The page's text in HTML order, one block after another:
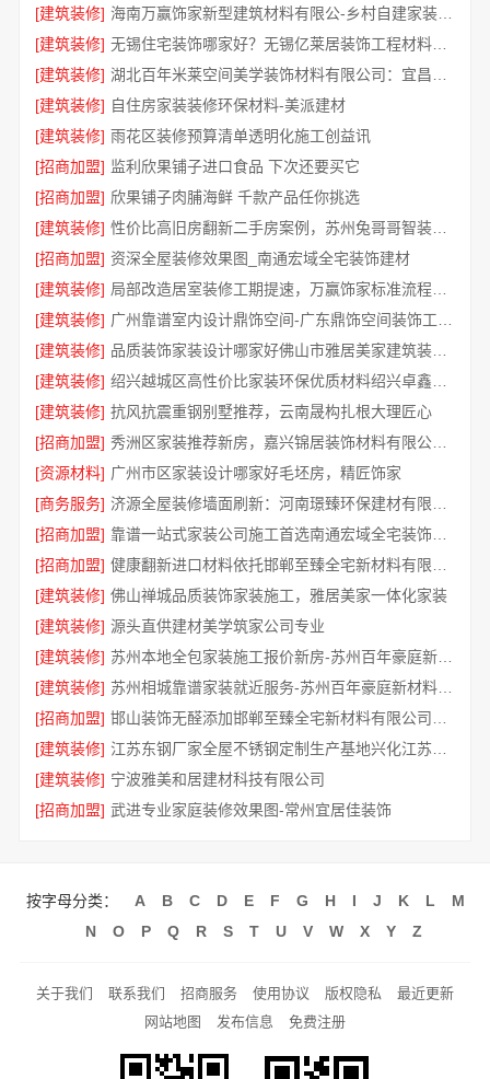
[建筑装修]
海南万赢饰家新型建筑材料有限公-乡村自建家装施工门窗焕新
[建筑装修]
无锡住宅装饰哪家好？无锡亿莱居装饰工程材料有限公司
[建筑装修]
[建筑装修] 自住房家装装修环保材料-美派建材
[建筑装修] 雨花区装修预算清单透明化施工创益讯
[招商加盟] 监利欣果铺子进口食品 下次还要买它
[招商加盟] 欣果铺子肉脯海鲜 千款产品任你挑选
[建筑装修]
性价比高旧房翻新二手房案例，苏州兔哥哥智装新材料口碑见证
[招商加盟] 资深全屋装修效果图_南通宏域全宅装饰建材
[建筑装修]
局部改造居室装修工期提速，万赢饰家标准流程保障
[建筑装修]
[建筑装修]
品质装饰家装设计哪家好佛山市雅居美家建筑装饰工程有限公司
[建筑装修]
[建筑装修] 抗风抗震重钢别墅推荐，云南晟构扎根大理匠心
[招商加盟]
秀洲区家装推荐新房，嘉兴锦居装饰材料有限公司一站式整装
[资源材料] 广州市区家装设计哪家好毛坯房，精匠饰家
[商务服务]
[招商加盟]
靠谱一站式家装公司施工首选南通宏域全宅装饰建材有限公司
[招商加盟]
[建筑装修] 佛山禅城品质装饰家装施工，雅居美家一体化家装
[建筑装修] 源头直供建材美学筑家公司专业
[建筑装修]
苏州本地全包家装施工报价新房-苏州百年豪庭新材料有限公司
[建筑装修]
苏州相城靠谱家装就近服务-苏州百年豪庭新材料有限公司
[招商加盟]
[建筑装修]
江苏东钢厂家全屋不锈钢定制生产基地兴化江苏东钢金属科技
[建筑装修] 宁波雅美和居建材科技有限公司
[招商加盟] 武进专业家庭装修效果图-常州宜居佳装饰
按字母分类： A B C D E F G H I J K L
M
N
O P Q R S T U V W X Y Z
关于我们 联系我们 招商服务 使用协议 版权隐私
最近更新
网站地图
发布信息 免费注册